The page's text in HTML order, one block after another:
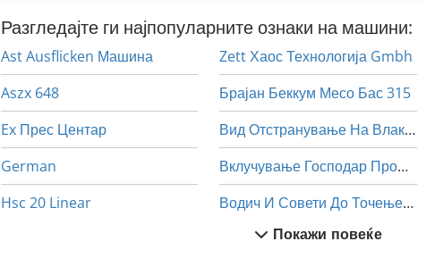
Разгледајте ги најпопуларните ознаки на машини:
Ast Ausflicken Машина
Aszx 648
Ex Прес Центар
German
Hsc 20 Linear
Zett Хаос Технологија Gmbh
Брајан Беккум Месо Бас 315
Вид Отстранување На Влакна
Вклучување Господар Профит 2
Водич И Совети До Точење Од 500 Мм Вретено
ДодатоциПокажи повеќе